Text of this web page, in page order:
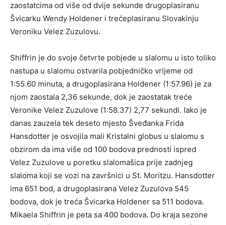
zaostatcima od više od dvije sekunde drugoplasiranu
Švicarku Wendy Holdener i trećeplasiranu Slovakinju
Veroniku Velez Zuzulovu.
Shiffrin je do svoje četvrte pobjede u slalomu u isto toliko
nastupa u slalomu ostvarila pobjedničko vrijeme od
1:55.60 minuta, a drugoplasirana Holdener (1:57.96) je za
njom zaostala 2,36 sekunde, dok je zaostatak treće
Veronike Velez Zuzulove (1:58.37) 2,77 sekundi. Iako je
danas zauzela tek deseto mjesto Šveđanka Frida
Hansdotter je osvojila mali Kristalni globus u slalomu s
obzirom da ima više od 100 bodova prednosti ispred
Velez Zuzulove u poretku slalomašica prije zadnjeg
slaloma koji se vozi na završnici u St. Moritzu. Hansdotter
ima 651 bod, a drugoplasirana Velez Zuzulova 545
bodova, dok je treća Švicarka Holdener sa 511 bodova.
Mikaela Shiffrin je peta sa 400 bodova. Do kraja sezone